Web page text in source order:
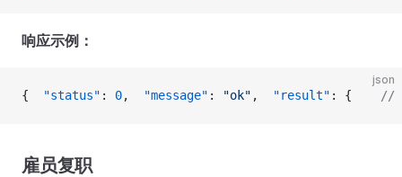
响应示例：
json
{ "status" : 0, "message" : "ok" , "result" : { //
雇员复职